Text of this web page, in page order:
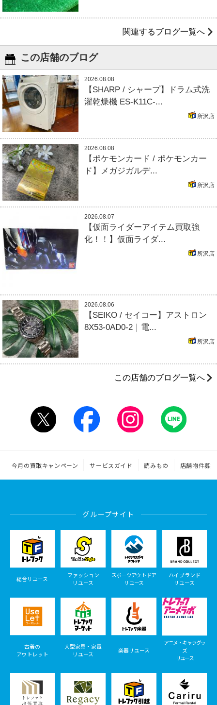
関連するブログ一覧へ
この店舗のブログ
2026.08.08
【SHARP / シャープ】ドラム式洗
濯乾燥機 ES-K11C-...
所沢店
2026.08.08
【ポケモンカード / ポケモンカー
ド】メガジガルデ...
所沢店
2026.08.07
【仮面ライダーアイテム買取強
化！！】仮面ライダ...
所沢店
2026.08.06
【SEIKO / セイコー】アストロン
8X53-0AD0-2｜電...
所沢店
この店舗のブログ一覧へ
今月の買取キャンペーン サービスガイド 読みもの 店舗物件募集
グループサイト
総合リユース
ファッション
リユース
スポーツアウトドア
リユース
ハイブランド
リユース
古着の
アウトレット
大型家具・家電
リユース
楽器リユース
アニメ・キャラグッ
ズ
リユース